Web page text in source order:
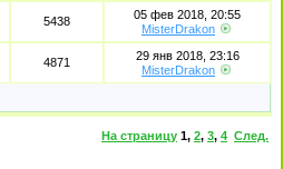
5438
05 фев 2018, 20:55
MisterDrakon
4871
29 янв 2018, 23:16
MisterDrakon
На страницу 1, 2, 3, 4 След.